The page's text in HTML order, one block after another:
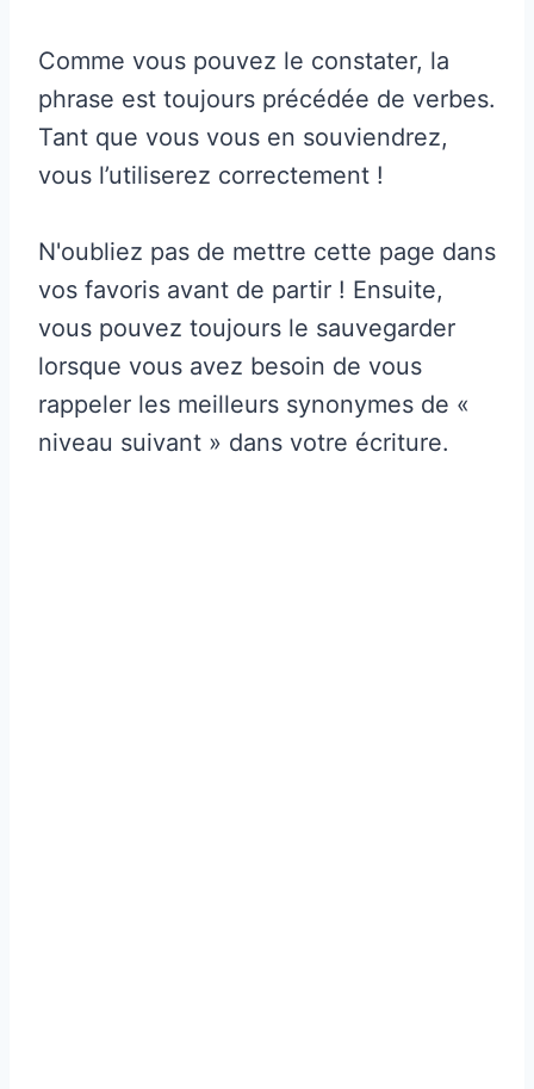
Comme vous pouvez le constater, la
phrase est toujours précédée de verbes.
Tant que vous vous en souviendrez,
vous l’utiliserez correctement !
N'oubliez pas de mettre cette page dans
vos favoris avant de partir ! Ensuite,
vous pouvez toujours le sauvegarder
lorsque vous avez besoin de vous
rappeler les meilleurs synonymes de «
niveau suivant » dans votre écriture.